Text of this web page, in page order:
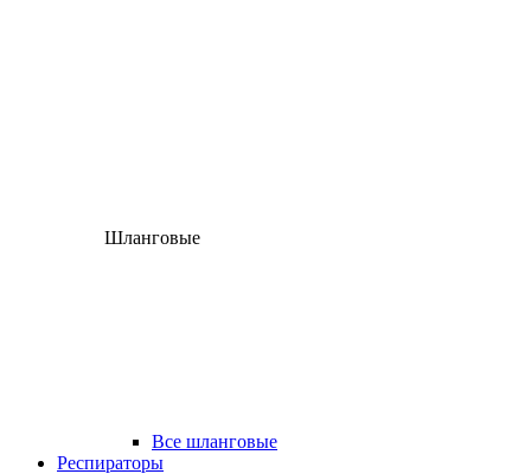
Шланговые
Все шланговые
Респираторы